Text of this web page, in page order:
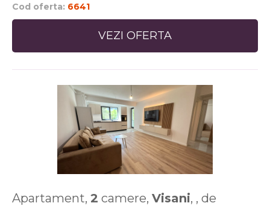
Cod oferta: 6641
VEZI OFERTA
Apartament, 2 camere, Visani, , de